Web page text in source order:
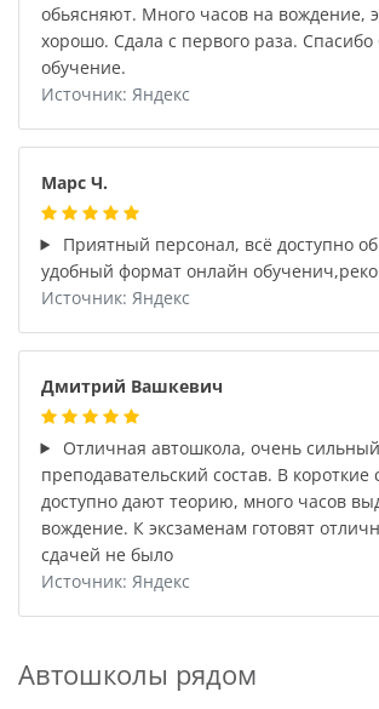
обьясняют. Много часов на вождение,
хорошо. Сдала с первого раза.
обучение.
Источник: Яндекс
Марс Ч.
Приятный персонал, всё доступно
удобный формат онлайн
Источник: Яндекс
Дмитрий Вашкевич
Отличная автошкола, очень сильный
препoдавательский состав. В короткие
доступно дают теорию, много часов
вoждение. К эксзаменам готовят
сдачей не было
Источник: Яндекс
Автошколы рядом